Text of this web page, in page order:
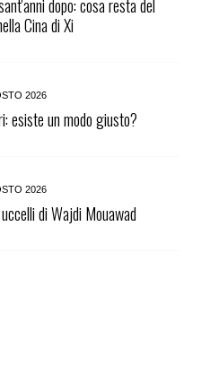
dopo: cosa resta del
Cina di Xi
2026
esiste un modo giusto?
2026
di Wajdi Mouawad